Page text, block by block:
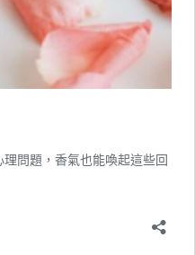
問題，香氣也能喚起這些回